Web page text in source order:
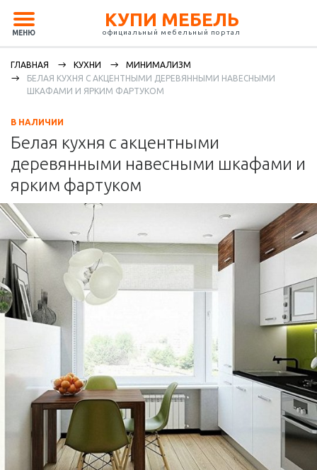
МЕНЮ
КУПИ МЕБЕЛЬ
официальный мебельный портал
ГЛАВНАЯ КУХНИ
МИНИМАЛИЗМ
БЕЛАЯ КУХНЯ С АКЦЕНТНЫМИ ДЕРЕВЯННЫМИ НАВЕСНЫМИ
ШКАФАМИ И ЯРКИМ ФАРТУКОМ
В НАЛИЧИИ
Белая кухня с акцентными
деревянными навесными шкафами и
ярким фартуком